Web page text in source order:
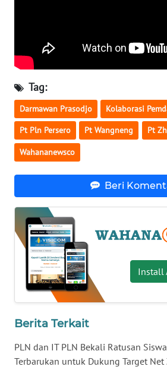
Tag:
Darmawan Prasodjo Kolaborasi
Pt Pln Persero Pt Wangneng Pt
Wahananewsco
Beri
Install
Berita Terkait
PLN dan IT PLN Bekali Ratusan
Terbarukan untuk Dukung Target Net
WN
JOGJA
WN
JATIM
WN
BALI
WN
KALTENG
WN
KALTARA
WN
WN